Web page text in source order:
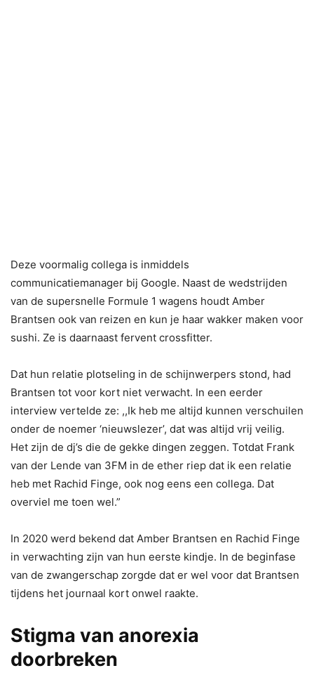
Deze voormalig collega is inmiddels
communicatiemanager bij Google. Naast de wedstrijden
van de supersnelle Formule 1 wagens houdt Amber
Brantsen ook van reizen en kun je haar wakker maken voor
sushi. Ze is daarnaast fervent crossfitter.
Dat hun relatie plotseling in de schijnwerpers stond, had
Brantsen tot voor kort niet verwacht. In een eerder
interview vertelde ze: ,,Ik heb me altijd kunnen verschuilen
onder de noemer ‘nieuwslezer’, dat was altijd vrij veilig.
Het zijn de dj’s die de gekke dingen zeggen. Totdat Frank
van der Lende van 3FM in de ether riep dat ik een relatie
heb met Rachid Finge, ook nog eens een collega. Dat
overviel me toen wel.”
In 2020 werd bekend dat Amber Brantsen en Rachid Finge
in verwachting zijn van hun eerste kindje. In de beginfase
van de zwangerschap zorgde dat er wel voor dat Brantsen
tijdens het journaal kort onwel raakte.
Stigma van anorexia
doorbreken